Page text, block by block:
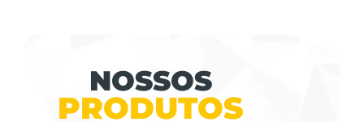
NOSSOS
PRODUTOS